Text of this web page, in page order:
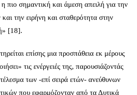
πιο σημαντική και άμεση απειλή για την
την ειρήνη και σταθερότητα στην
[18].
επίσης μια προσπάθεια εκ μέρους
τις ενέργειές της, παρουσιάζοντάς
των -επί σειρά ετών- ανεύθυνων
που εφαρμόζονταν από τα Δυτικά